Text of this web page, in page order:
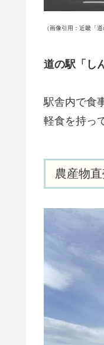
（画像引用：近畿「
道の駅「し
駅舎内で食
軽食を持っ
農産物